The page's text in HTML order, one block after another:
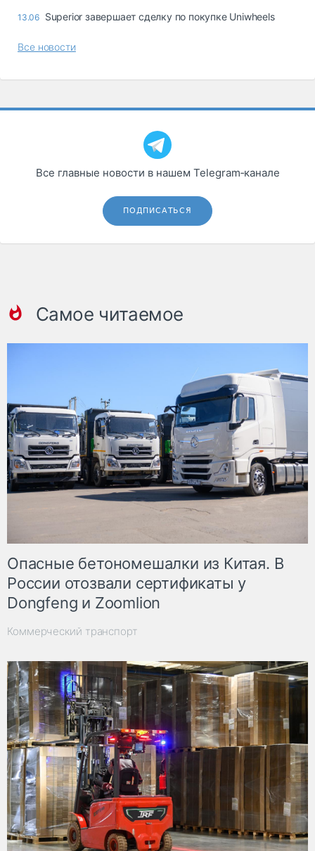
13.06 Superior завершает сделку по покупке Uniwheels
Все новости
Все главные новости в нашем Telegram‑канале
ПОДПИСАТЬСЯ
Самое читаемое
Опасные бетономешалки из Китая. В
России отозвали сертификаты у
Dongfeng и Zoomlion
Коммерческий транспорт